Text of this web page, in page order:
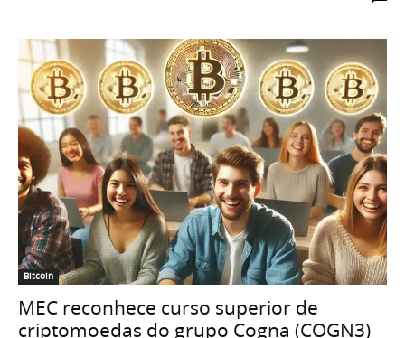
Bitcoin
MEC reconhece curso superior de
criptomoedas do grupo Cogna (COGN3)